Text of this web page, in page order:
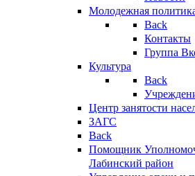
Молодежная
Back
Контакты
Группа
Культура
Back
Центр занятости
ЗАГС
Back
Помощник
Лабинский район